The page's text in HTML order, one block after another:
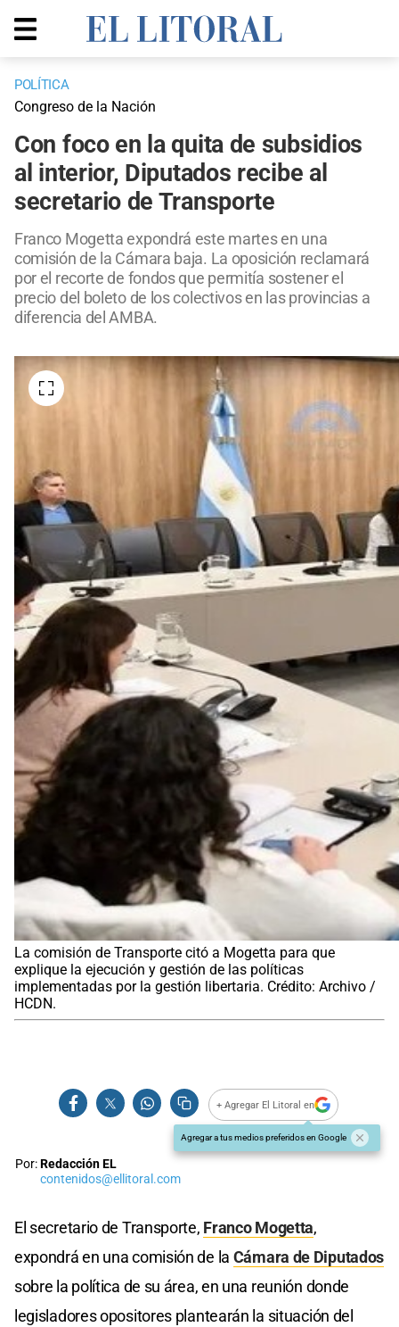
POLÍTICA
Congreso de la Nación
Con foco en la quita de subsidios
al interior, Diputados recibe al
secretario de Transporte
Franco Mogetta expondrá este martes en una
comisión de la Cámara baja. La oposición reclamará
por el recorte de fondos que permitía sostener el
precio del boleto de los colectivos en las provincias a
diferencia del AMBA.
La comisión de Transporte citó a Mogetta para que
explique la ejecución y gestión de las políticas
implementadas por la gestión libertaria. Crédito: Archivo /
HCDN.
+ Agregar El Litoral en
Agregar a tus medios preferidos en Google
Por:Redacción EL
contenidos@ellitoral.com
El secretario de Transporte, Franco Mogetta,
expondrá en una comisión de la Cámara de Diputados
sobre la política de su área, en una reunión donde
legisladores opositores plantearán la situación del